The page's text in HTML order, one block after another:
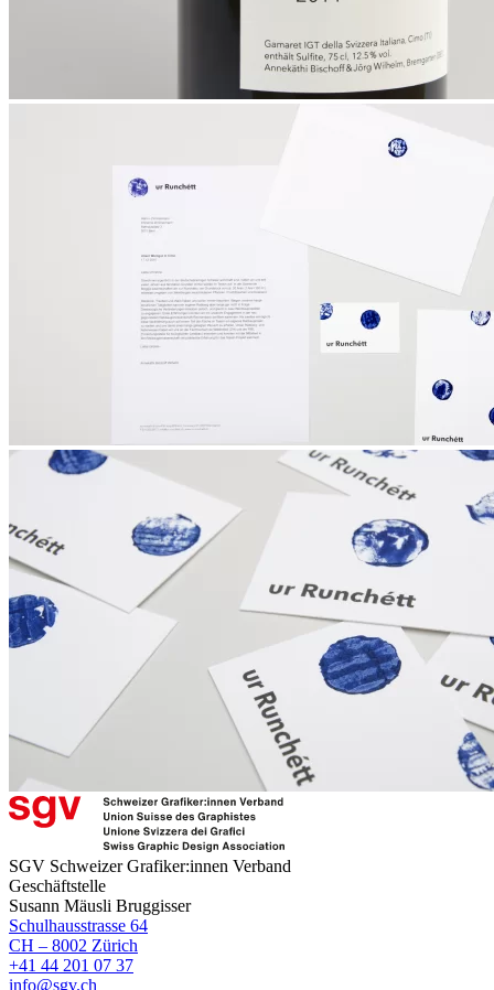
SGV Schweizer Grafiker:innen Verband
Geschäftstelle
Susann Mäusli Bruggisser
Schulhausstrasse 64
CH – 8002 Zürich
+41 44 201 07 37
info@sgv.ch